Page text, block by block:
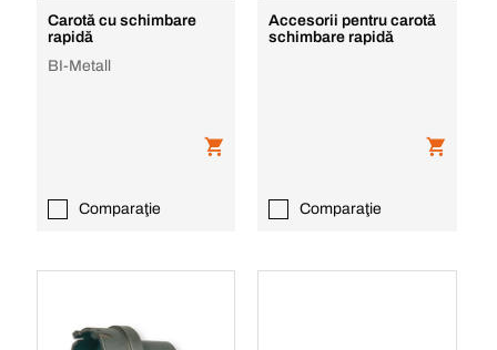
Carotă cu schimbare
rapidă
BI-Metall
Comparaţie
Accesorii pentru carotă
schimbare rapidă
Comparaţie